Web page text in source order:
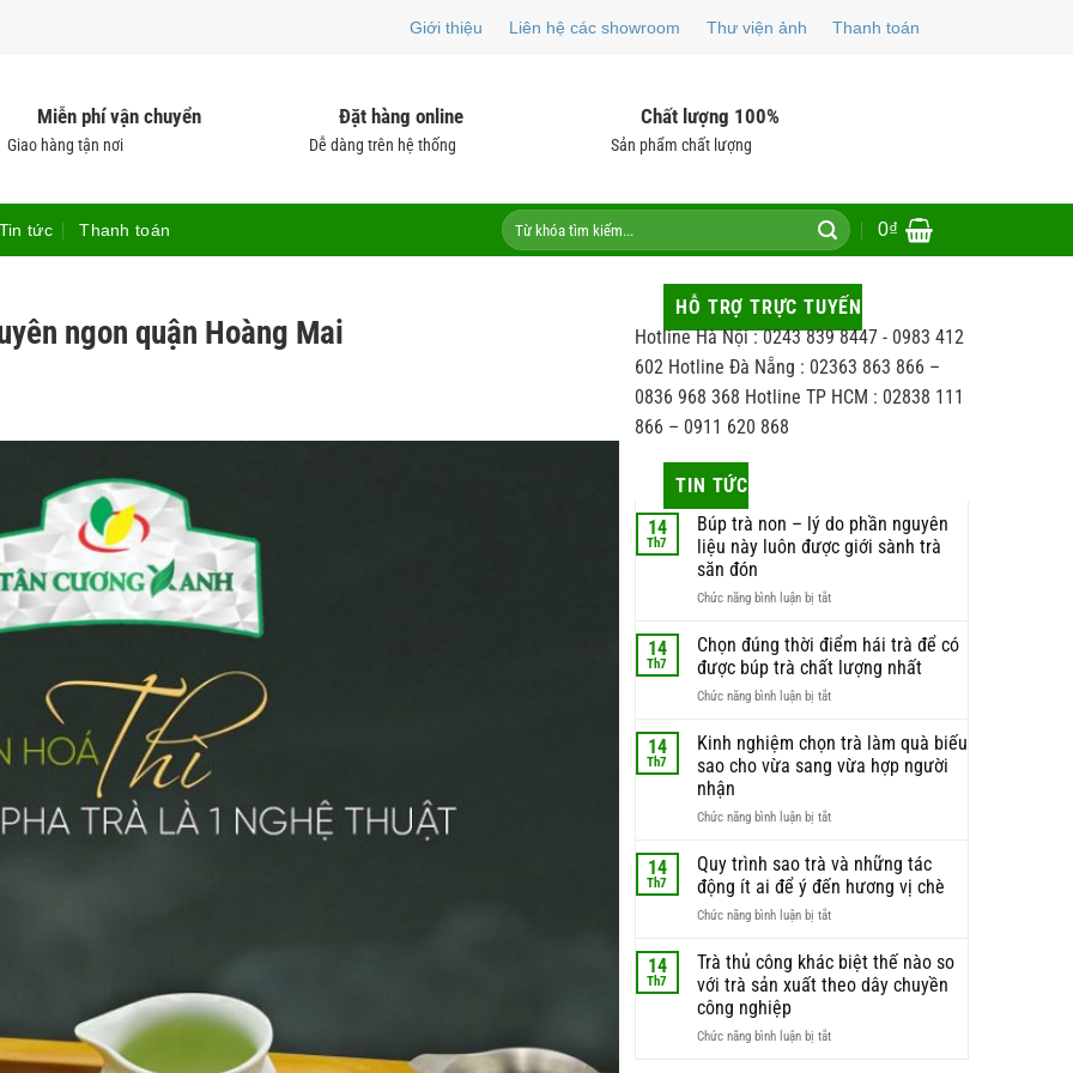
Giới thiệu Liên hệ các showroom Thư viện ảnh Thanh toán
Miễn phí vận chuyển
Giao hàng tận nơi
Đặt hàng online
Dễ dàng trên hệ thống
Chất lượng 100%
Sản phẩm chất lượng
tức Thanh toán
Tìm
kiếm:
0₫
ngon quận Hoàng Mai
HỖ TRỢ TRỰC TUYẾN
Hotline Hà Nội : 0243 839 8447 - 0983 412
602 Hotline Đà Nẵng : 02363 863 866 –
0836 968 368 Hotline TP HCM : 02838 111
866 – 0911 620 868
TIN TỨC
14
Th7
Búp trà non – lý do phần nguyên
liệu này luôn được giới sành trà
săn đón
Chức năng bình luận bị tắtở
trà
non
–
lý
phần
nguyên
liệu
luôn
giới
sành
săn
14
Th7
Chọn đúng thời điểm hái trà để có
được búp trà chất lượng nhất
Chức năng bình luận bị tắtở
đúng
thời
điểm
trà
có
được
búp
trà
lượng
nhất
14
Th7
Kinh nghiệm chọn trà làm quà biếu
sao cho vừa sang vừa hợp người
nhận
Chức năng bình luận bị tắtở
nghiệm
chọn
trà
làm
biếu
sao
sang
14
Th7
Quy trình sao trà và những tác
động ít ai để ý đến hương vị chè
Chức năng bình luận bị tắtở
trình
sao
trà
những
14
Th7
Trà thủ công khác biệt thế nào so
với trà sản xuất theo dây chuyền
công nghiệp
Chức năng bình luận bị tắtở